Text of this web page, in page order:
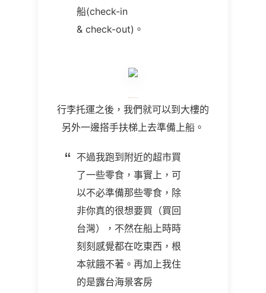
船(check-in
& check-out)。
行李托運之後，我們就可以到大樓的
另外一邊搭手扶梯上去準備上船。
不過我跑到附近的超市買
了一些零食，事實上，可
以不必準備那些零食，除
非你真的很想要買（買回
台灣），不然在船上時時
刻刻感覺都在吃東西，根
本就餓不著。再加上我住
的是露台海景客房